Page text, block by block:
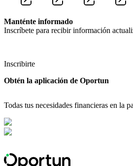
Manténte informado
Inscríbete para recibir información
Inscribirte
Obtén la aplicación de Oportun
Todas tus necesidades financieras en la